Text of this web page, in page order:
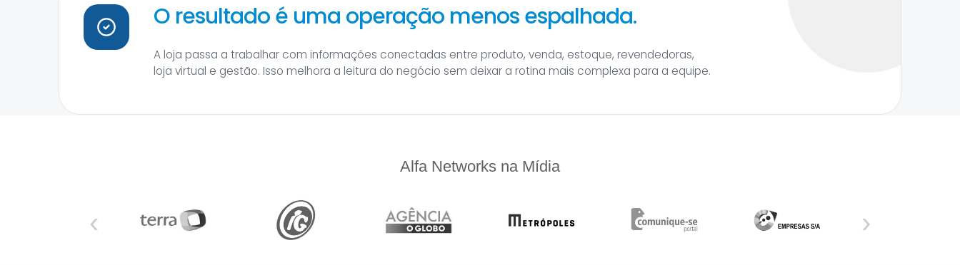
O resultado é uma operação menos espalhada.
A loja passa a trabalhar com informações conectadas entre produto, venda, estoque, revendedoras,
loja virtual e gestão. Isso melhora a leitura do negócio sem deixar a rotina mais complexa para a equipe.
Alfa Networks na Mídia
‹ ›